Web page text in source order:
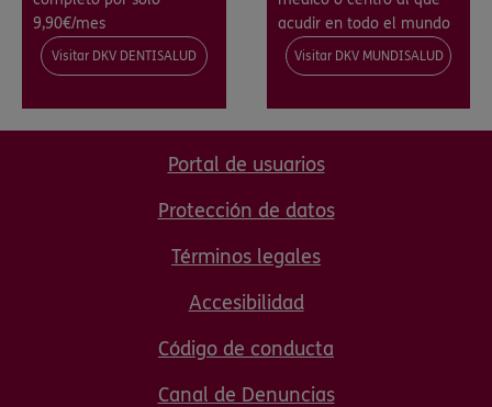
9,90€/mes
Visitar DKV DENTISALUD
acudir en todo el mundo
Visitar DKV MUNDISALUD
Portal de usuarios
Protección de datos
Términos legales
Accesibilidad
Código de conducta
Canal de Denuncias